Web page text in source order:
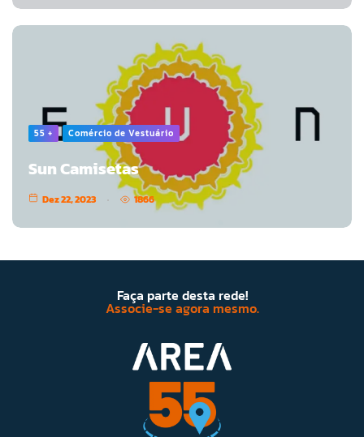
55 + Comércio de Vestuário
Sun Camisetas
Dez 22, 2023 1866
Faça parte desta rede!
Associe-se agora mesmo.